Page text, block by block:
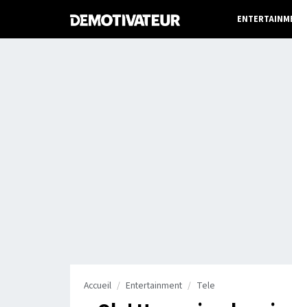
Accueil Entertainment Tele